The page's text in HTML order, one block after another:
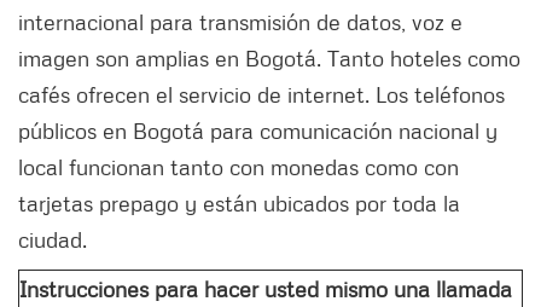
internacional para transmisión de datos, voz e
imagen son amplias en Bogotá. Tanto hoteles como
cafés ofrecen el servicio de internet. Los teléfonos
públicos en Bogotá para comunicación nacional y
local funcionan tanto con monedas como con
tarjetas prepago y están ubicados por toda la
ciudad.
Instrucciones para hacer usted mismo una llamada